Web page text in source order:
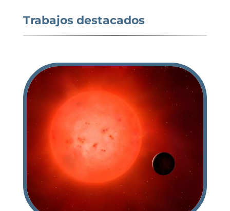
Trabajos destacados